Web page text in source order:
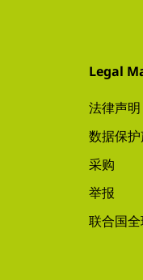
Legal
法律声明
数据保
采购
举报
联合国